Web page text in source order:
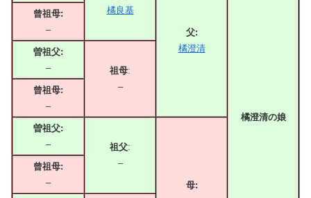
橘良基
父:
橘澄清
橘澄清の娘
曾祖母:
–
曽祖父:
–
祖母:
–
曾祖母:
–
曽祖父:
–
祖父:
–
母:
曾祖母:
–